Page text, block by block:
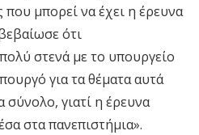
μπορεί να έχει η έρευνα
ότι
στενά με το υπουργείο
για τα θέματα αυτά
σύνολο, γιατί η έρευνα
στα πανεπιστήμια».